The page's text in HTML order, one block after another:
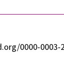
0000-0003-